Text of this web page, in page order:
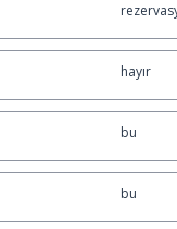
hayır
bu
bu